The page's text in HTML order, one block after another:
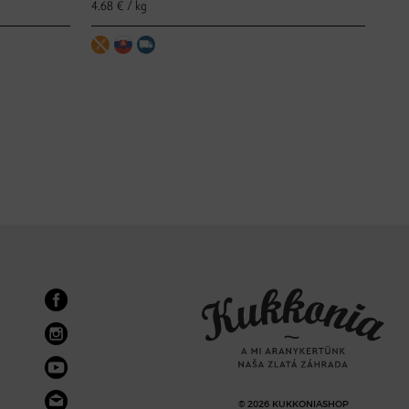
4.68 € / kg
© 2026 KUKKONIASHOP